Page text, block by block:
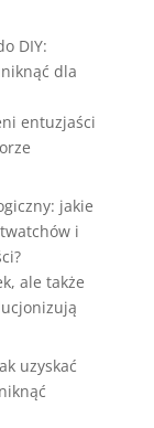
DIY:
dla
entuzjaści
jakie
i
ale także
uzyskać